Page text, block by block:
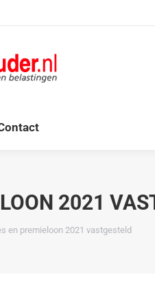
2021
en premieloon 2021 vastgesteld
Over ons